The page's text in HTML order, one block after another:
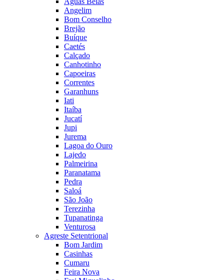
Angelim
Bom Conselho
Brejão
Buíque
Caetés
Calçado
Canhotinho
Capoeiras
Correntes
Garanhuns
Iati
Itaíba
Jucatí
Jupi
Jurema
Lagoa do Ouro
Lajedo
Palmeirina
Paranatama
Pedra
Saloá
São João
Terezinha
Tupanatinga
Venturosa
Agreste Setentrional
Bom Jardim
Casinhas
Cumaru
Feira Nova